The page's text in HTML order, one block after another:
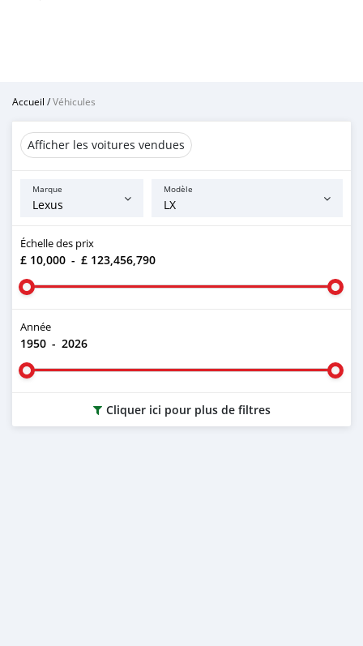
Accueil /Véhicules
Afficher les voitures vendues
Marque Modèle
Échelle des prix
£ 10,000 - £ 123,456,790
Année
1950 - 2026
Cliquer ici pour plus de filtres